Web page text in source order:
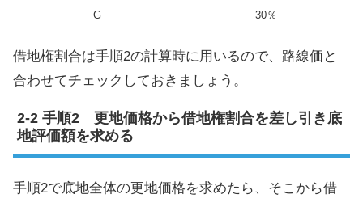
G
30％
借地権割合は手順2の計算時に用いるので、路線価と
合わせてチェックしておきましょう。
手順2 更地価格から借地権割合を差し引き底
地評価額を求める
手順2で底地全体の更地価格を求めたら、そこから借